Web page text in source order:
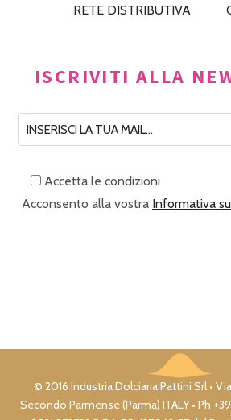
RETE DISTRIBUTIVA
ISCRIVITI ALLA
Accetta le condizioni
Acconsento alla vostra Informativa
© 2016 Industria Dolciaria Pattini Srl •
Secondo Parmense (Parma) ITALY • Ph